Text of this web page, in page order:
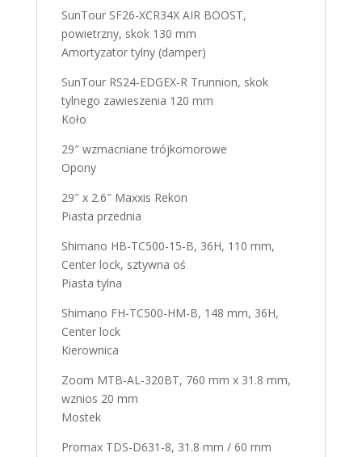
SunTour SF26-XCR34X AIR BOOST,
powietrzny, skok 130 mm
Amortyzator tylny (damper)
SunTour RS24-EDGEX-R Trunnion, skok
tylnego zawieszenia 120 mm
Koło
29″ wzmacniane trójkomorowe
Opony
29″ x 2.6″ Maxxis Rekon
Piasta przednia
Shimano HB-TC500-15-B, 36H, 110 mm,
Center lock, sztywna oś
Piasta tylna
Shimano FH-TC500-HM-B, 148 mm, 36H,
Center lock
Kierownica
Zoom MTB-AL-320BT, 760 mm x 31.8 mm,
wznios 20 mm
Mostek
Promax TDS-D631-8, 31.8 mm / 60 mm